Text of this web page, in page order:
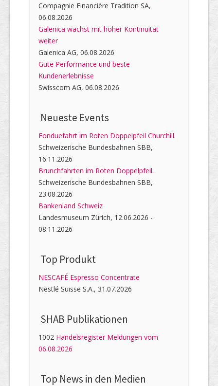
Compagnie Financière Tradition SA,
06.08.2026
Galenica wächst mit hoher Kontinuität
weiter
Galenica AG, 06.08.2026
Gute Performance und beste
Kundenerlebnisse
Swisscom AG, 06.08.2026
Neueste Events
Fonduefahrt im Roten Doppelpfeil Churchill.
Schweizerische Bundesbahnen SBB,
16.11.2026
Brunchfahrten im Roten Doppelpfeil.
Schweizerische Bundesbahnen SBB,
23.08.2026
Bankenland Schweiz
Landesmuseum Zürich, 12.06.2026 -
08.11.2026
Top Produkt
NESCAFÉ Espresso Concentrate
Nestlé Suisse S.A., 31.07.2026
SHAB Publi­kati­onen
1002 Handelsregister Meldungen vom
06.08.2026
Top News in den Medien